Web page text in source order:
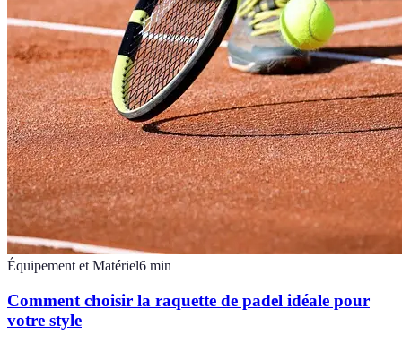
Équipement et Matériel6 min
Comment choisir la raquette de padel idéale pour
votre style